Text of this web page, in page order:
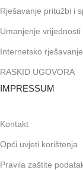
Rješavanje pritužbi i
Umanjenje
Internetsko
RASKID UGOVORA
IMPRESSUM
Kontakt
Opći uvjeti korištenja
Pravila zaštite